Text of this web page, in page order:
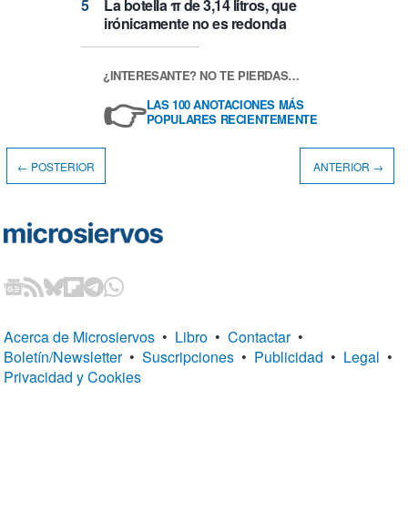
La botella π de 3,14 litros, que
irónicamente no es redonda
¿INTERESANTE? NO TE PIERDAS…
👉LAS 100 ANOTACIONES MÁS
POPULARES RECIENTEMENTE
← POSTERIOR ANTERIOR →
Acerca de Microsiervos • Libro • Contactar •
Boletín/Newsletter • Suscripciones • Publicidad • Legal •
Privacidad y Cookies